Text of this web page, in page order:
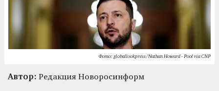
Фото: globallookpress/Nathan Howard - Pool via CNP
Автор: Редакция Новоросинформ